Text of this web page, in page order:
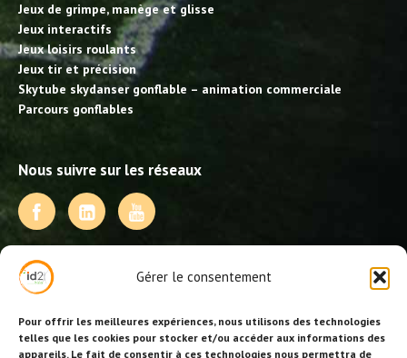
Gérer le consentement
Pour offrir les meilleures expériences, nous utilisons des technologies
telles que les cookies pour stocker et/ou accéder aux informations des
appareils. Le fait de consentir à ces technologies nous permettra de
Jeux de grimpe, manège et glisse
Jeux interactifs
Jeux loisirs roulants
Jeux tir et précision
Skytube skydanser gonflable – animation commerciale
Parcours gonflables
Nous suivre sur les réseaux
NOS PRESTATIONS
Activités, jeux et animations BDE
Animations événementielles
Animations EVJF – EVJG